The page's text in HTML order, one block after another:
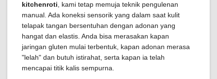
kitchenroti , kami tetap memuja teknik pengulenan
manual. Ada koneksi sensorik yang dalam saat kulit
telapak tangan bersentuhan dengan adonan yang
hangat dan elastis. Anda bisa merasakan kapan
jaringan gluten mulai terbentuk, kapan adonan merasa
"lelah" dan butuh istirahat, serta kapan ia telah
mencapai titik kalis sempurna.